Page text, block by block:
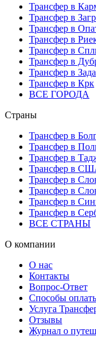
Трансфер в
Трансфер в
Трансфер в
Трансфер в
Трансфер в
Трансфер в
Трансфер в
Трансфер в Крк
ВСЕ ГОРОДА
Страны
Трансфер в
Трансфер в
Трансфер в
Трансфер в
Трансфер в
Трансфер в
Трансфер в
Трансфер в
ВСЕ СТРАНЫ
О компании
О нас
Контакты
Вопрос-Ответ
Способы
Услуга
Отзывы
Журнал о